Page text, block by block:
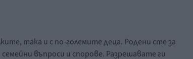
така и с по-големите деца. Родени сте за
въпроси и спорове. Разрешавате ги